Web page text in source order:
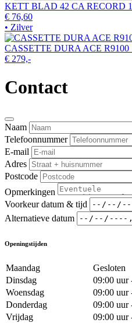
KETT BLAD 42 CA RECORD
€ 76,60
• Zilver
CASSETTE DURA ACE R9100
€ 279,-
Contact
Naam
Telefoonnummer
E-mail
Adres
Postcode
Opmerkingen
Voorkeur datum & tijd
Alternatieve datum
Openingstijden
Maandag
Gesloten
Dinsdag
09:00 uur
Woensdag
09:00 uur
Donderdag
09:00 uur
Vrijdag
09:00 uur